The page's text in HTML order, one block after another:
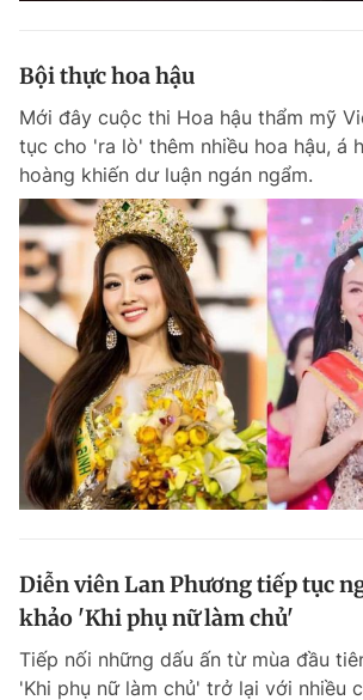
Bội thực hoa hậu
Mới đây cuộc thi Hoa hậu thẩm mỹ
tục cho 'ra lò' thêm nhiều hoa hậu, á
hoàng khiến dư luận ngán ngẩm.
Diễn viên Lan Phương tiếp tục
khảo 'Khi phụ nữ làm chủ'
Tiếp nối những dấu ấn từ mùa đầu
'Khi phụ nữ làm chủ' trở lại với nhiều